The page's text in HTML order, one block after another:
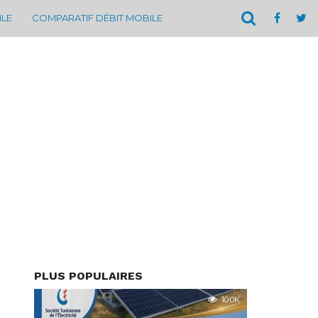
COMPARATIF DÉBIT MOBILE
PLUS POPULAIRES
10.0K